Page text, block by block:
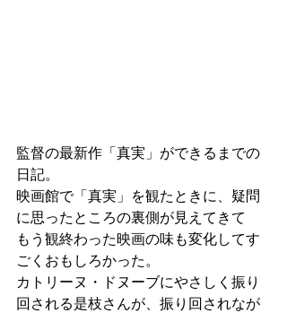
監督の最新作「真実」ができるまでの
日記。
映画館で「真実」を観たときに、疑問
に思ったところの裏側が見えてきて
もう観終わった映画の味も変化してす
ごくおもしろかった。
カトリーヌ・ドヌーブにやさしく振り
回される是枝さんが、振り回されなが